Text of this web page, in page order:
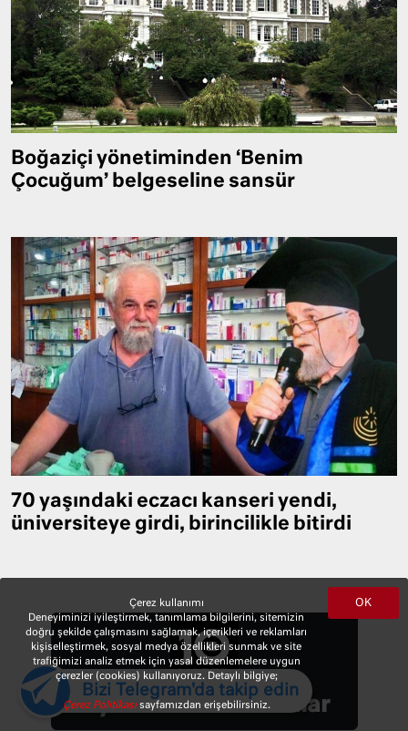
Boğaziçi yönetiminden ‘Benim
Çocuğum’ belgeseline sansür
70 yaşındaki eczacı kanseri yendi,
üniversiteye girdi, birincilikle bitirdi
Oyunlar ve Bulmacalar
OK
Çerez kullanımı
Deneyiminizi iyileştirmek, tanımlama bilgilerini, sitemizin
doğru şekilde çalışmasını sağlamak, içerikleri ve reklamları
kişiselleştirmek, sosyal medya özellikleri sunmak ve site
trafiğimizi analiz etmek için yasal düzenlemelere uygun
çerezler (cookies) kullanıyoruz. Detaylı bilgiye;
Çerez Politikasısayfamızdan erişebilirsiniz.
Bizi Telegram'da takip edin